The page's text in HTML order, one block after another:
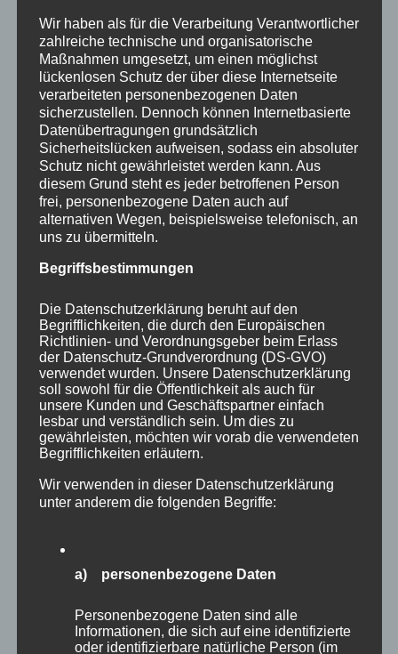
Bei der Nutzung dieser allgemeinen Daten und
Informationen ziehen wird keine Rückschlüsse auf die
betroffene Person. Diese Informationen werden vielmehr
benötigt, um (1) die Inhalte unserer Internetseite korrekt
auszuliefern, (2) die Inhalte unserer Internetseite sowie
die Werbung für diese zu optimieren, (3) die dauerhafte
Funktionsfähigkeit unserer informationstechnologischen
Systeme und der Technik unserer Internetseite zu
gewährleisten sowie (4) um Strafverfolgungsbehörden
im Falle eines Cyberangriffes die zur Strafverfolgung
notwendigen Informationen bereitzustellen. Diese
anonym erhobenen Daten und Informationen werden
durch uns daher einerseits statistisch und ferner mit dem
Datensicherheit in unserem Unternehmen zu erhöhen,
verarbeiteten personenbezogenen Daten
sicherzustellen. Die anonymen Daten der Server-
Logfiles werden getrennt von allen durch eine betroffene
Person angegebenen personenbezogenen Daten
gespeichert.
Registrierung auf unserer Internetseite
Die betroffene Person hat die Möglichkeit, sich auf der
Internetseite des für die Verarbeitung Verantwortlichen
registrieren. Welche personenbezogenen Daten dabei
an den für die Verarbeitung Verantwortlichen übermittelt
betroffenen Person eingegebenen personenbezogenen
Daten werden ausschließlich für die interne Verwendung
Verarbeitung Verantwortliche kann die Weitergabe an
einen oder mehrere Auftragsverarbeiter, beispielsweise
Wir haben als für die Verarbeitung Verantwortlicher
zahlreiche technische und organisatorische
Maßnahmen umgesetzt, um einen möglichst
lückenlosen Schutz der über diese Internetseite
verarbeiteten personenbezogenen Daten
sicherzustellen. Dennoch können Internetbasierte
Datenübertragungen grundsätzlich
Sicherheitslücken aufweisen, sodass ein absoluter
Schutz nicht gewährleistet werden kann. Aus
diesem Grund steht es jeder betroffenen Person
frei, personenbezogene Daten auch auf
alternativen Wegen, beispielsweise telefonisch, an
uns zu übermitteln.
Begriffsbestimmungen
Die Datenschutzerklärung beruht auf den
Begrifflichkeiten, die durch den Europäischen
Richtlinien- und Verordnungsgeber beim Erlass
der Datenschutz-Grundverordnung (DS-GVO)
verwendet wurden. Unsere Datenschutzerklärung
soll sowohl für die Öffentlichkeit als auch für
unsere Kunden und Geschäftspartner einfach
lesbar und verständlich sein. Um dies zu
gewährleisten, möchten wir vorab die verwendeten
Begrifflichkeiten erläutern.
Wir verwenden in dieser Datenschutzerklärung
unter anderem die folgenden Begriffe:
a) personenbezogene Daten
Personenbezogene Daten sind alle
Informationen, die sich auf eine identifizierte
oder identifizierbare natürliche Person (im